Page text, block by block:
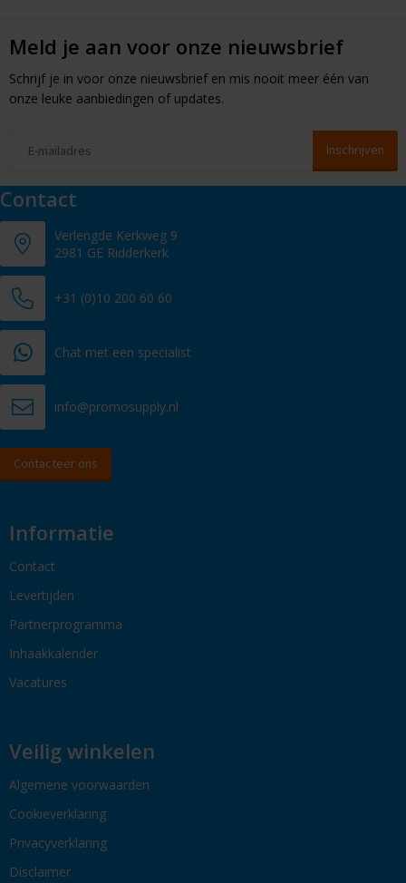
Meld je aan voor onze nieuwsbrief
Schrijf je in voor onze nieuwsbrief en mis nooit meer één van
onze leuke aanbiedingen of updates.
Contact
Verlengde Kerkweg 9
2981 GE Ridderkerk
+31 (0)10 200 60 60
Chat met een specialist
info@promosupply.nl
Contacteer ons
Informatie
Contact
Levertijden
Partnerprogramma
Inhaakkalender
Vacatures
Veilig winkelen
Algemene voorwaarden
Cookieverklaring
Privacyverklaring
Disclaimer